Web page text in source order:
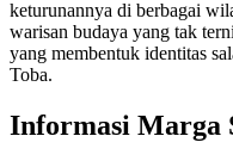
keturunannya di berbagai
warisan budaya yang tak
yang membentuk identitas
Toba.
Informasi Marga